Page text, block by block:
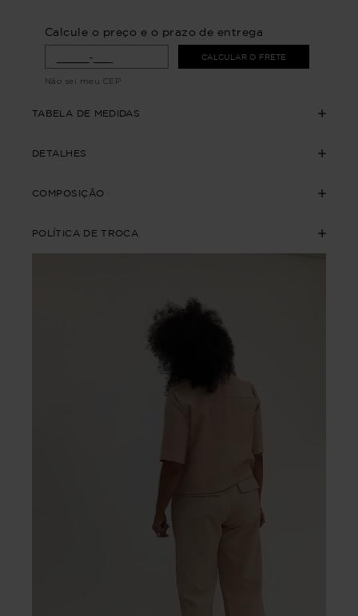
Calcule o preço e o prazo de entrega
CALCULAR O FRETE
Não sei meu CEP
TABELA DE MEDIDAS
DETALHES
COMPOSIÇÃO
POLÍTICA DE TROCA